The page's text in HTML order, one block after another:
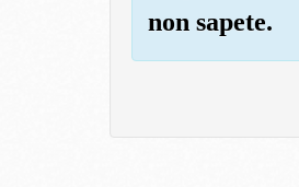
non sapete.